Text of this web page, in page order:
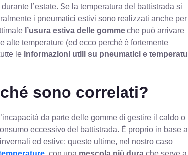
l’estate. Se la temperatura del battistrada si
i pneumatici estivi sono realizzati anche per
l’usura estiva delle gomme che può arrivare
alte temperature (ed ecco perché è fortemente
le informazioni utili su pneumatici e
sono correlati?
da parte delle gomme di gestire il caldo o il
eccessivo del battistrada. È proprio in base a
ed estive: queste ultime, nel nostro caso
, con una mescola più dura che serve a